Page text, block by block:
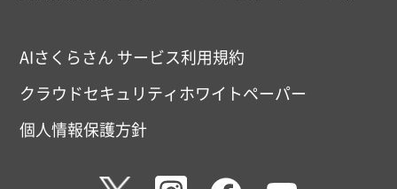
AIさくらさん サービス利用規約
クラウドセキュリティホワイトペーパー
個人情報保護方針